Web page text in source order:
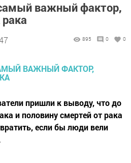
важный фактор,
895 0 0
пришли к выводу, что до
и половину смертей от рака
если бы люди вели